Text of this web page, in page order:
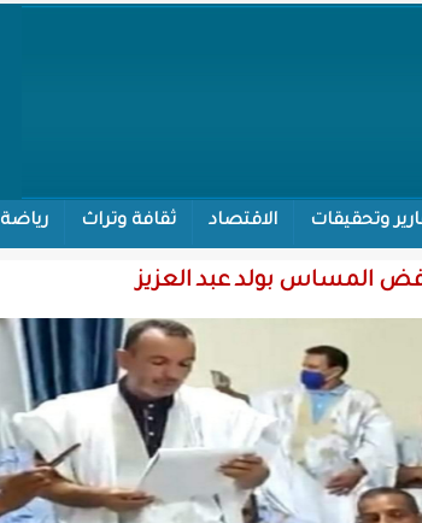
وتحقيقات الاقتصاد ثقافة وتراث رياضة
المساس بولد عبد العزيز